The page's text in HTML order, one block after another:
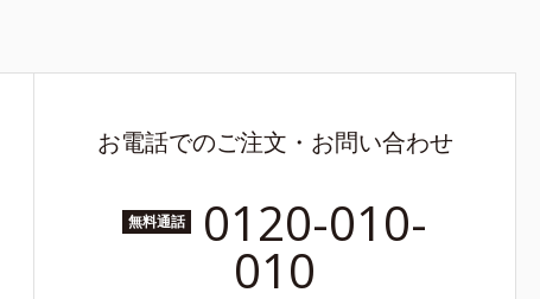
お電話でのご注文・お問い合わせ
無料通話 0120-010-
010